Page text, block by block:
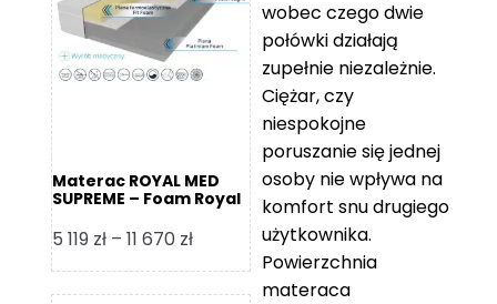
000 zł
Materac ROYAL MED
SUPREME – Foam Royal
5 119 zł – 11 670 złZakres
cen:
od
wobec czego dwie
połówki działają
zupełnie niezależnie.
Ciężar, czy
niespokojne
poruszanie się jednej
osoby nie wpływa na
komfort snu drugiego
użytkownika.
Powierzchnia
materaca